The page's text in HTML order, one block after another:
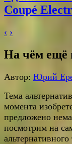
Coupé
‹ ›
На чём ещё
Автор: Юрий
Тема
момента
предложено
посмотрим на